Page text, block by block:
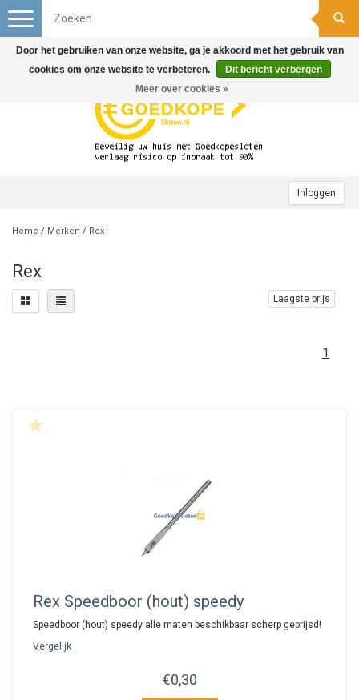
Inloggen
Toggle
navigation
Home / Merken / Rex
Rex
Laagste prijs
1
Rex Speedboor (hout) speedy
Speedboor (hout) speedy alle maten beschikbaar scherp geprijsd!
Vergelijk
€0,30
Door het gebruiken van onze website, ga je akkoord met het gebruik van
cookies om onze website te verbeteren.
Dit bericht verbergen
Meer over cookies »